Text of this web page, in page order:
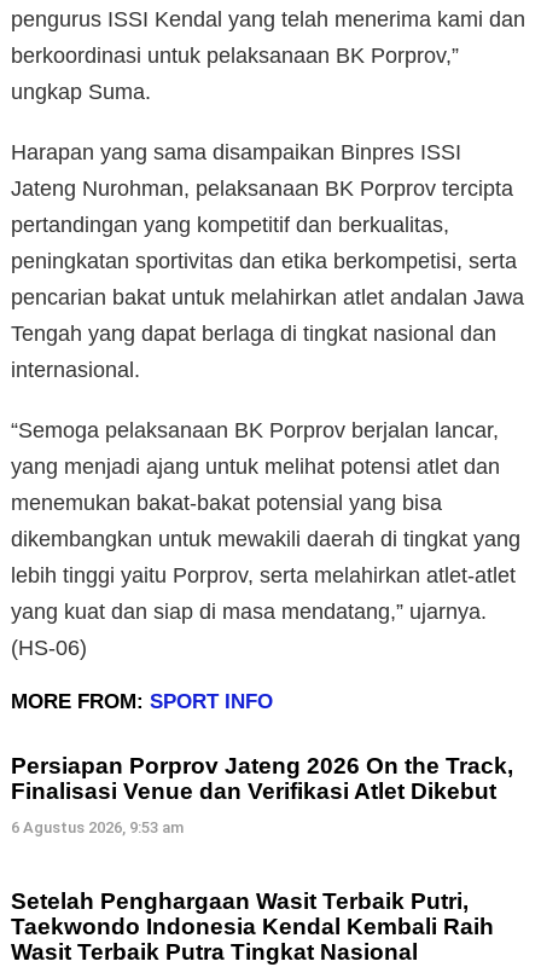
pengurus ISSI Kendal yang telah menerima kami dan
berkoordinasi untuk pelaksanaan BK Porprov,”
ungkap Suma.
Harapan yang sama disampaikan Binpres ISSI
Jateng Nurohman, pelaksanaan BK Porprov tercipta
pertandingan yang kompetitif dan berkualitas,
peningkatan sportivitas dan etika berkompetisi, serta
pencarian bakat untuk melahirkan atlet andalan Jawa
Tengah yang dapat berlaga di tingkat nasional dan
internasional.
“Semoga pelaksanaan BK Porprov berjalan lancar,
yang menjadi ajang untuk melihat potensi atlet dan
menemukan bakat-bakat potensial yang bisa
dikembangkan untuk mewakili daerah di tingkat yang
lebih tinggi yaitu Porprov, serta melahirkan atlet-atlet
yang kuat dan siap di masa mendatang,” ujarnya.
(HS-06)
MORE FROM: SPORT INFO
Persiapan Porprov Jateng 2026 On the Track,
Finalisasi Venue dan Verifikasi Atlet Dikebut
6 Agustus 2026, 9:53 am
Setelah Penghargaan Wasit Terbaik Putri,
Taekwondo Indonesia Kendal Kembali Raih
Wasit Terbaik Putra Tingkat Nasional